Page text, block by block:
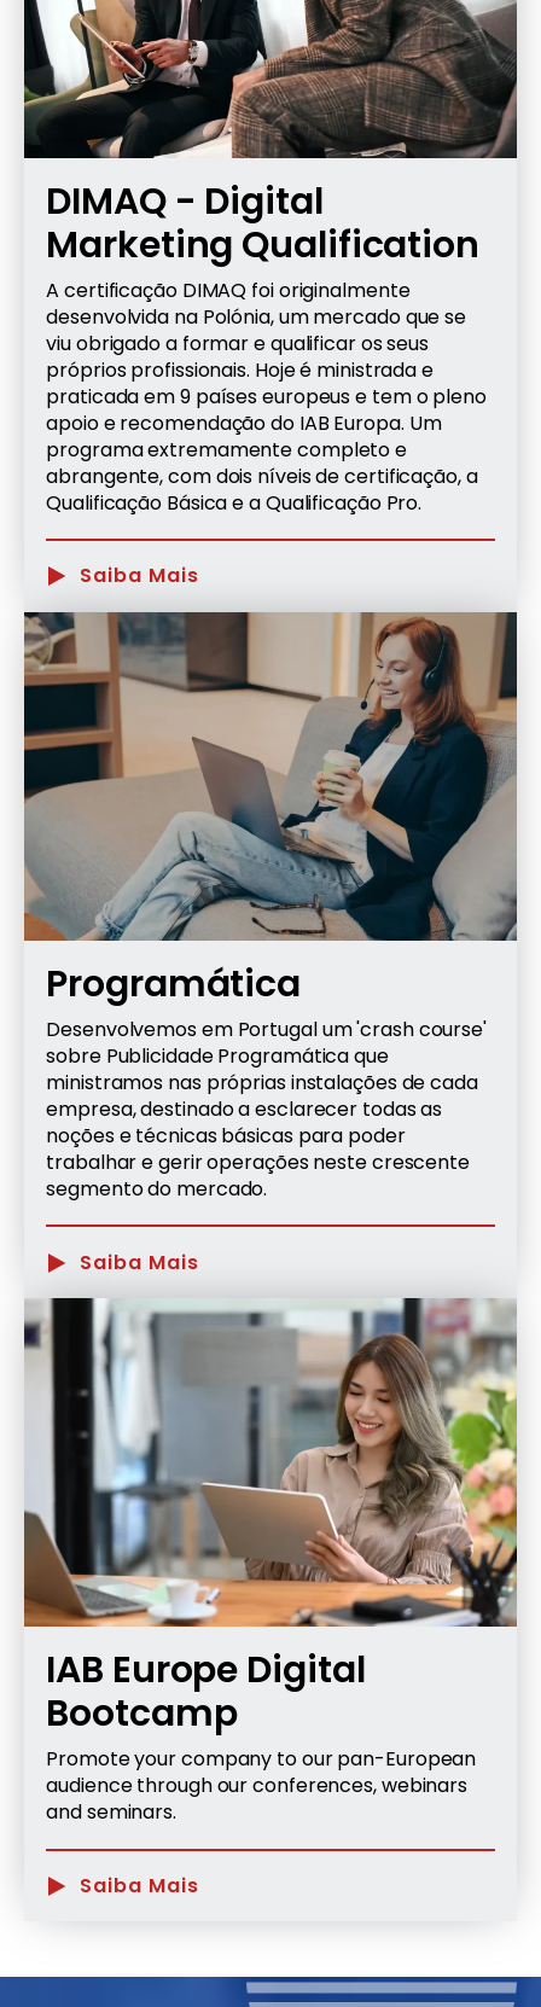
DIMAQ - Digital
Marketing Qualification
A certificação DIMAQ foi originalmente
desenvolvida na Polónia, um mercado que se
viu obrigado a formar e qualificar os seus
próprios profissionais. Hoje é ministrada e
praticada em 9 países europeus e tem o pleno
apoio e recomendação do IAB Europa. Um
programa extremamente completo e
abrangente, com dois níveis de certificação, a
Qualificação Básica e a Qualificação Pro.
Saiba Mais
Programática
Desenvolvemos em Portugal um 'crash course'
sobre Publicidade Programática que
ministramos nas próprias instalações de cada
empresa, destinado a esclarecer todas as
noções e técnicas básicas para poder
trabalhar e gerir operações neste crescente
segmento do mercado.
Saiba Mais
IAB Europe Digital
Bootcamp
Promote your company to our pan-European
audience through our conferences, webinars
and seminars.
Saiba Mais